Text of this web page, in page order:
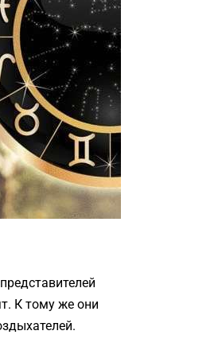
К тому же они